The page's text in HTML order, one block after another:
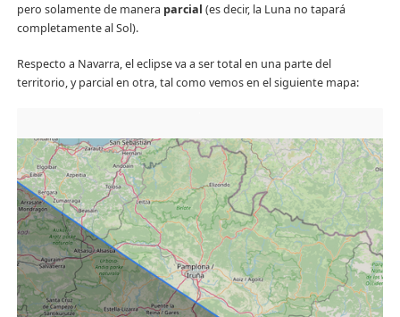
pero solamente de manera parcial (es decir, la Luna no tapará
completamente al Sol).
Respecto a Navarra, el eclipse va a ser total en una parte del
territorio, y parcial en otra, tal como vemos en el siguiente mapa: